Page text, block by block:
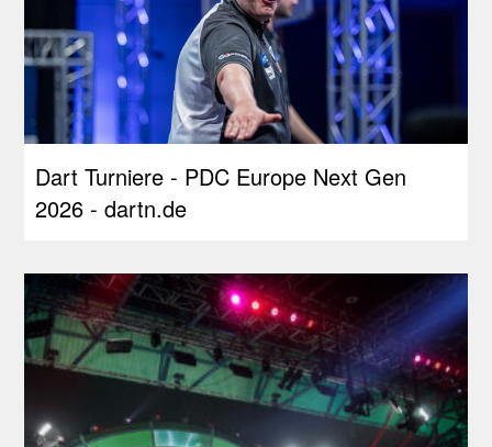
Dart Turniere - PDC Europe Next Gen
2026 - dartn.de